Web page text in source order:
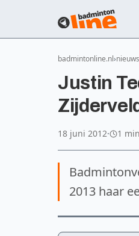
badmintonline.nl nieuws
Justin
18 juni 2012· 1
2013 haar